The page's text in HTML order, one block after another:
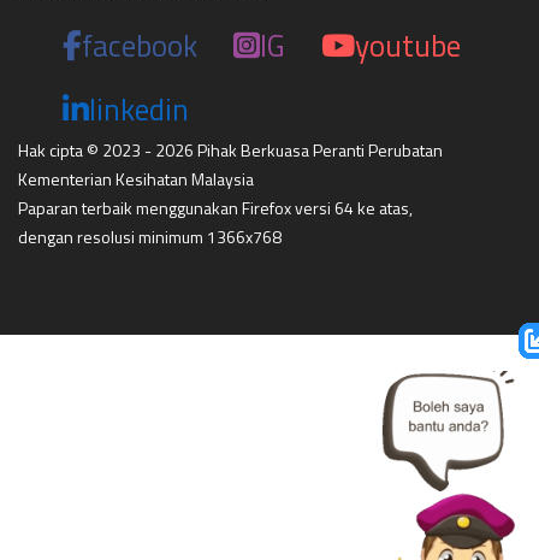
facebook IG
youtube
linkedin
Hak cipta © 2023 - 2026 Pihak Berkuasa Peranti Perubatan
Kementerian Kesihatan Malaysia
Paparan terbaik menggunakan Firefox versi 64 ke atas,
dengan resolusi minimum 1366x768